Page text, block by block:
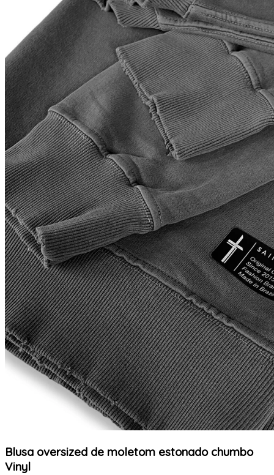
Blusa oversized de moletom estonado chumbo
Vinyl